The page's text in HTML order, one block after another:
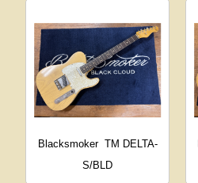
Blacksmoker TM DELTA-
S/BLD